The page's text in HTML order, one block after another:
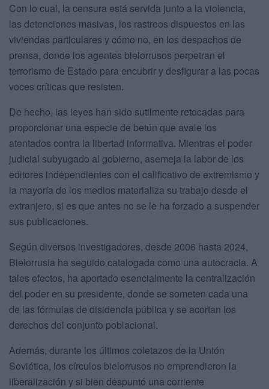
Con lo cual, la censura está servida junto a la violencia,
las detenciones masivas, los rastreos dispuestos en las
viviendas particulares y cómo no, en los despachos de
prensa, donde los agentes bielorrusos perpetran el
terrorismo de Estado para encubrir y desfigurar a las pocas
voces críticas que resisten.
De hecho, las leyes han sido sutilmente retocadas para
proporcionar una especie de betún que avale los
atentados contra la libertad informativa. Mientras el poder
judicial subyugado al gobierno, asemeja la labor de los
editores independientes con el calificativo de extremismo y
la mayoría de los medios materializa su trabajo desde el
extranjero, si es que antes no se le ha forzado a suspender
sus publicaciones.
Según diversos investigadores, desde 2006 hasta 2024,
Bielorrusia ha seguido catalogada como una autocracia. A
tales efectos, ha aportado esencialmente la centralización
del poder en su presidente, donde se someten cada una
de las fórmulas de disidencia pública y se acortan los
derechos del conjunto poblacional.
Además, durante los últimos coletazos de la Unión
Soviética, los círculos bielorrusos no emprendieron la
liberalización y si bien despuntó una corriente